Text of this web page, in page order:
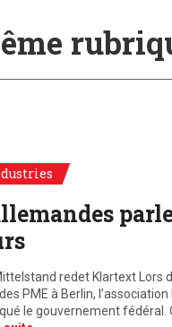
redet Klartext Lors
PME à Berlin, l’association
le gouvernement fédéral.